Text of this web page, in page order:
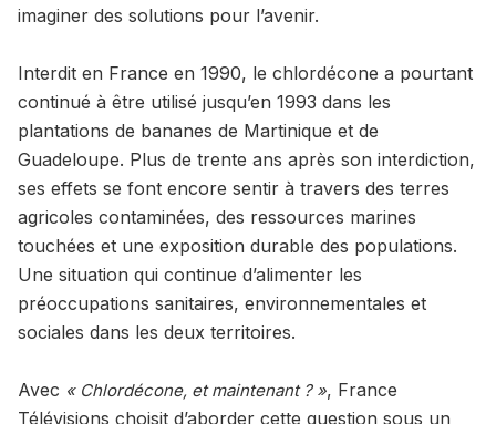
imaginer des solutions pour l’avenir.
Interdit en France en 1990, le chlordécone a pourtant
continué à être utilisé jusqu’en 1993 dans les
plantations de bananes de Martinique et de
Guadeloupe. Plus de trente ans après son interdiction,
ses effets se font encore sentir à travers des terres
agricoles contaminées, des ressources marines
touchées et une exposition durable des populations.
Une situation qui continue d’alimenter les
préoccupations sanitaires, environnementales et
sociales dans les deux territoires.
Avec « Chlordécone, et maintenant ? », France
Télévisions choisit d’aborder cette question sous un